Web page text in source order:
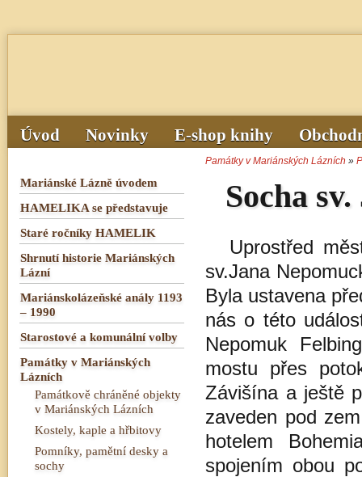
Úvod Novinky E-shop knihy
Mariánské Lázně úvodem
HAMELIKA se představuje
Staré ročníky HAMELIK
Shrnutí historie Mariánských
Lázní
Mariánskolázeňské anály 1193
– 1990
Starostové a komunální volby
Památky v Mariánských
Lázních
Památkově chráněné objekty
v Mariánských Lázních
Kostely, kaple a hřbitovy
Pomníky, pamětní desky a
sochy
Památky v Mariánských Lázních »
Socha
Uprostřed
sv.Jana
Byla ustavena
nás o této
Nepomuk
mostu přes
Závišína a ještě
zaveden pod
hotelem
spojením obou